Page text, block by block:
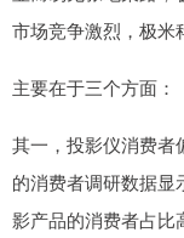
市场竞争激烈，极米
主要在于三个方面：
其一，投影仪消费者
的消费者调研数据显
影产品的消费者占比